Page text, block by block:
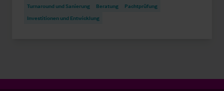
Turnaround und Sanierung
Beratung
Pachtprüfung
Investitionen und Entwicklung